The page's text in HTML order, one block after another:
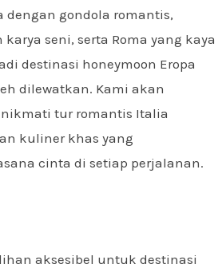
dengan gondola romantis,
seni, serta Roma yang kaya
destinasi honeymoon Eropa
dilewatkan. Kami akan
tur romantis Italia
kuliner khas yang
cinta di setiap perjalanan.
aksesibel untuk destinasi